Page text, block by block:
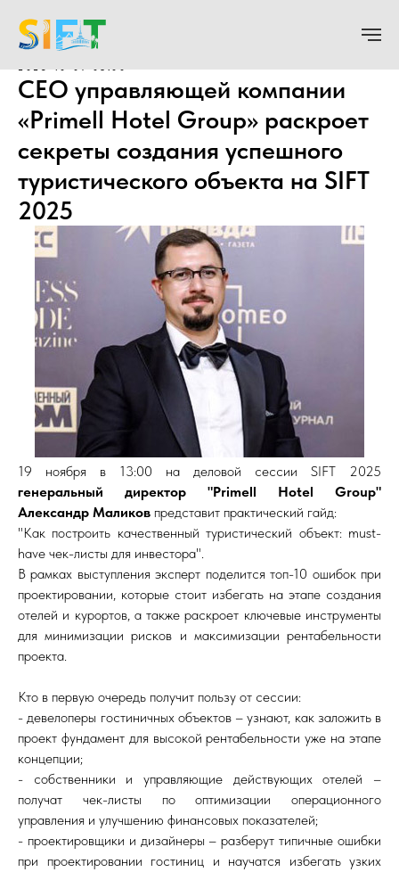
CEO управляющей компании
«Primell Hotel Group» раскроет
секреты создания успешного
туристического объекта на SIFT
2025
19 ноября в 13:00 на деловой сессии SIFT 2025
генеральный директор "Primell Hotel Group"
Александр Маликов представит практический гайд:
"Как построить качественный туристический объект: must-
have чек-листы для инвестора".
В рамках выступления эксперт поделится топ-10 ошибок при
проектировании, которые стоит избегать на этапе создания
отелей и курортов, а также раскроет ключевые инструменты
для минимизации рисков и максимизации рентабельности
проекта.
Кто в первую очередь получит пользу от сессии:
- девелоперы гостиничных объектов – узнают, как заложить в
проект фундамент для высокой рентабельности уже на этапе
концепции;
- собственники и управляющие действующих отелей –
получат чек-листы по оптимизации операционного
управления и улучшению финансовых показателей;
- проектировщики и дизайнеры – разберут типичные ошибки
при проектировании гостиниц и научатся избегать узких